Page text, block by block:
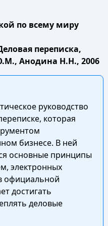
по всему миру
переписка,
Анодина Н.Н., 2006
руководство
которая
бизнесе. В ней
основные принципы
электронных
официальной
достигать
деловые